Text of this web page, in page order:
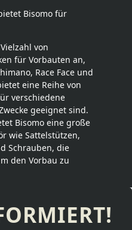
Bisomo für
von
für Vorbauten an,
Race Face und
eine Reihe von
verschiedene
geeignet sind.
Bisomo eine große
wie Sattelstützen,
Schrauben, die
den Vorbau zu